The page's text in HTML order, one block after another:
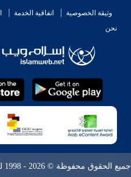
وثيقة الخصوصية اتفاقية الخدمة
نحن
جميع الحقوق محفوظة © 2026 - 1998 لشبكة إسلام ويب